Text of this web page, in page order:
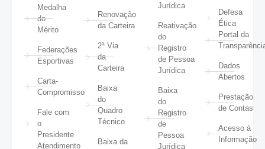
Medalha
do
Mérito
Federações
Esportivas
Carta-
Compromisso
Fale com
o
Presidente
Atendimento
Renovação
da Carteira
2ª Via
da
Carteira
Baixa
do
Quadro
Técnico
Baixa da
Jurídica
Reativação
do
Registro
de Pessoa
Jurídica
Baixa
do
Registro
de
Pessoa
Jurídica
Defesa
Ética
Portal da
Dados
Abertos
Prestação
de Contas
Acesso à
Informação